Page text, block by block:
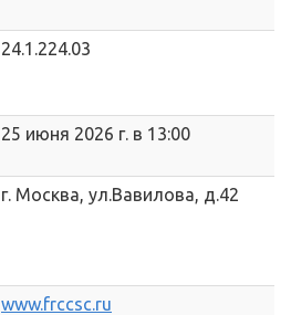
24.1.224.03
25 июня 2026 г. в 13:00
г. Москва, ул.Вавилова, д.42
www.frccsc.ru